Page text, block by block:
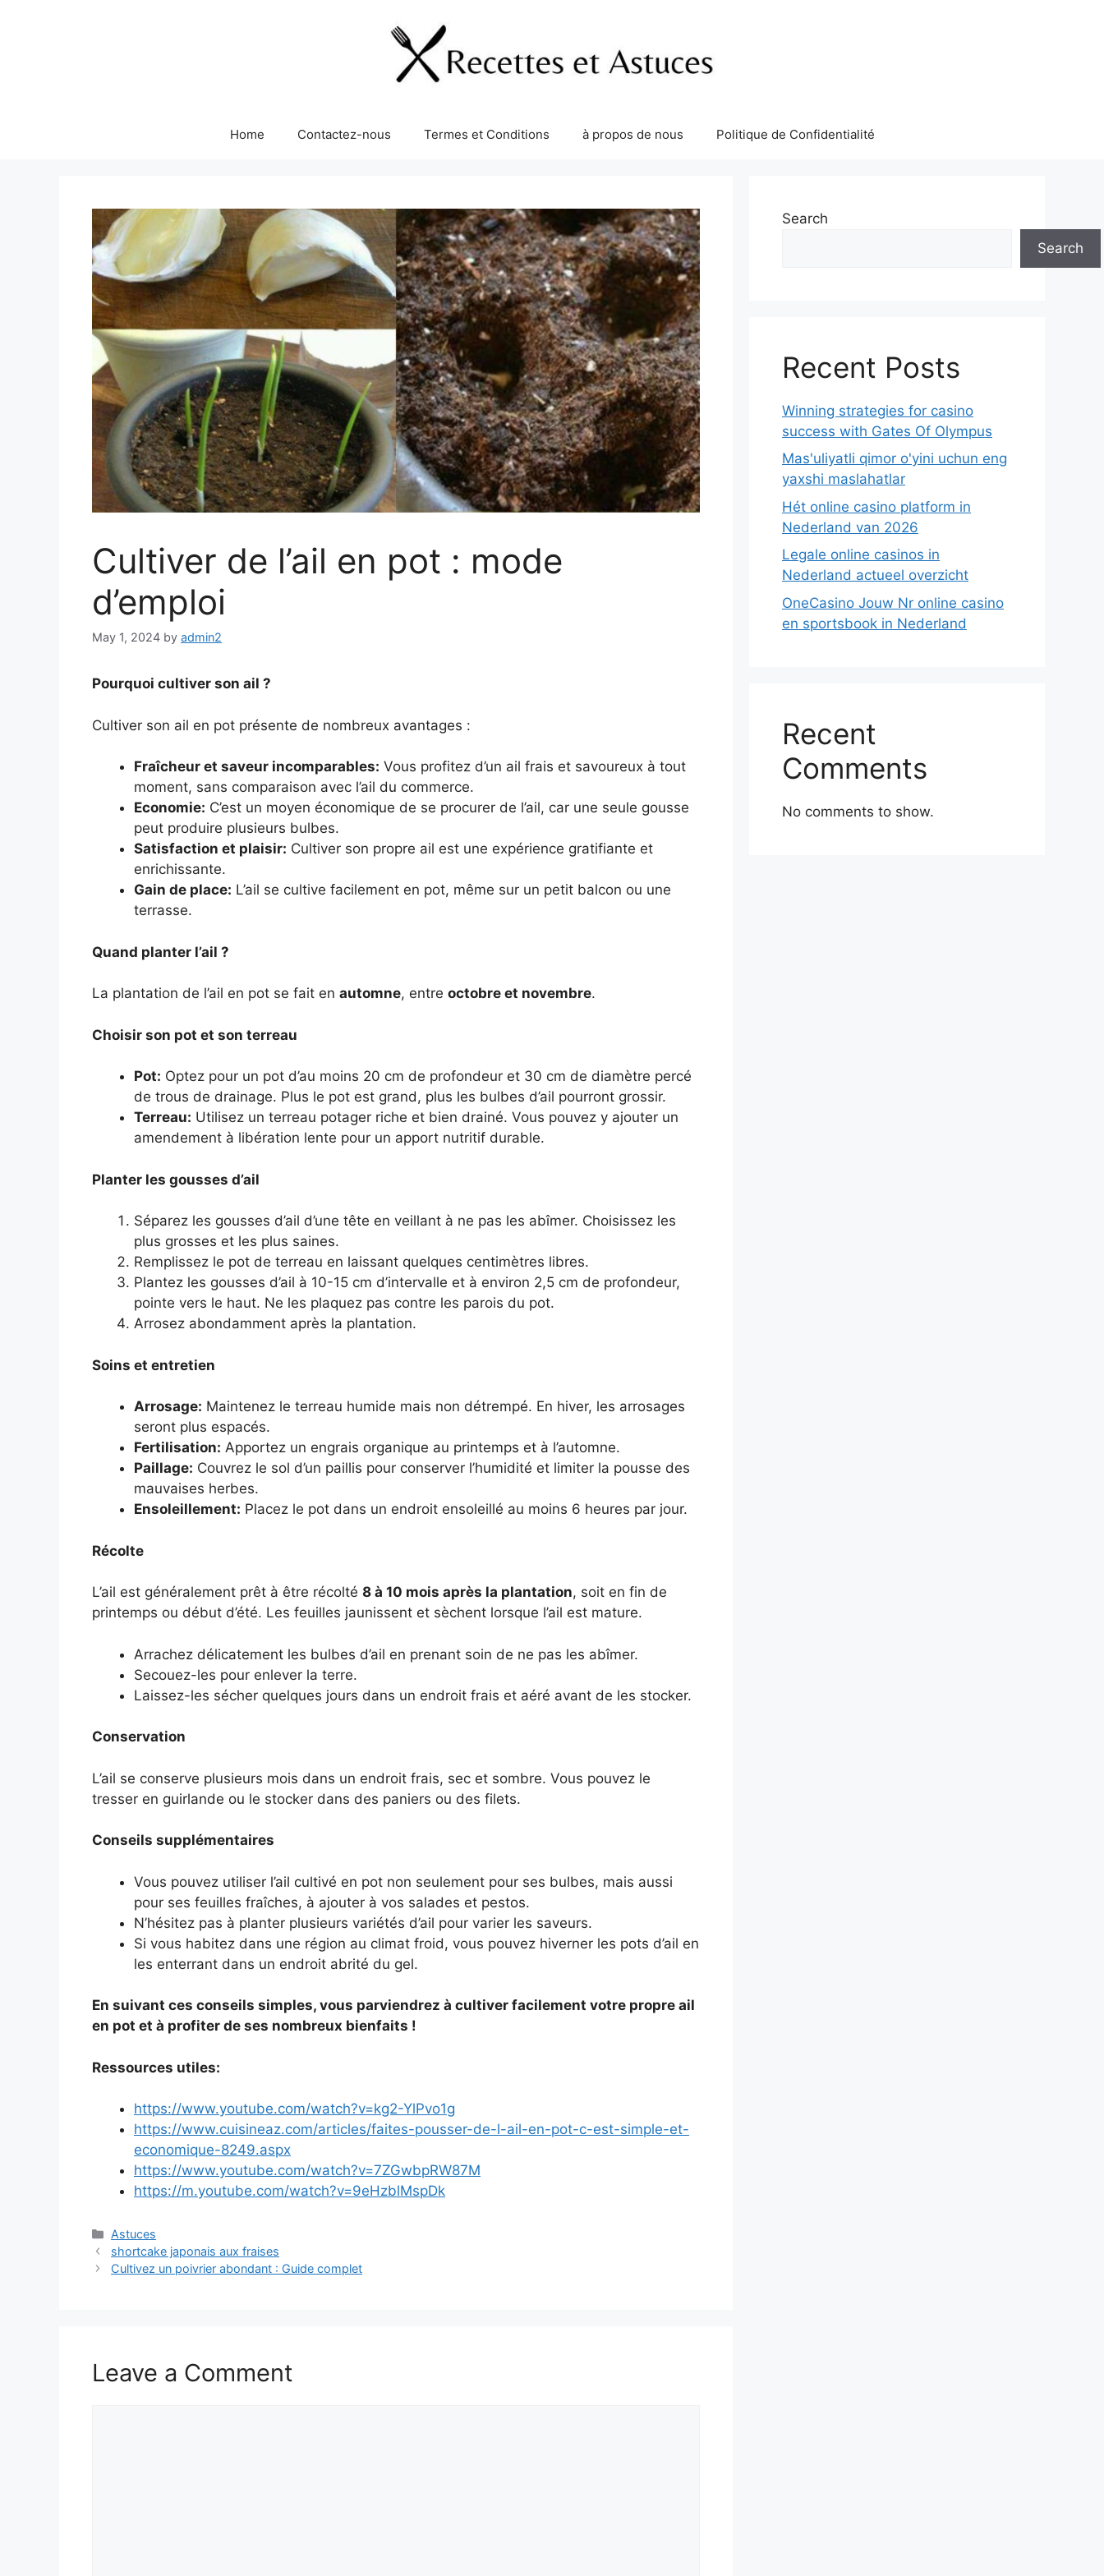
Home Contactez-nous Termes et Conditions à propos de nous Politique de Confidentialité
Cultiver de l’ail en pot : mode
d’emploi
May 1, 2024 by admin2
Pourquoi cultiver son ail ?
Cultiver son ail en pot présente de nombreux avantages :
Fraîcheur et saveur incomparables: Vous profitez d’un ail frais et savoureux à tout
moment, sans comparaison avec l’ail du commerce.
Economie: C’est un moyen économique de se procurer de l’ail, car une seule gousse
peut produire plusieurs bulbes.
Satisfaction et plaisir: Cultiver son propre ail est une expérience gratifiante et
enrichissante.
Gain de place: L’ail se cultive facilement en pot, même sur un petit balcon ou une
terrasse.
Quand planter l’ail ?
La plantation de l’ail en pot se fait en automne, entre octobre et novembre.
Choisir son pot et son terreau
Pot: Optez pour un pot d’au moins 20 cm de profondeur et 30 cm de diamètre percé
de trous de drainage. Plus le pot est grand, plus les bulbes d’ail pourront grossir.
Terreau: Utilisez un terreau potager riche et bien drainé. Vous pouvez y ajouter un
amendement à libération lente pour un apport nutritif durable.
Planter les gousses d’ail
Séparez les gousses d’ail d’une tête en veillant à ne pas les abîmer. Choisissez les
plus grosses et les plus saines.
Remplissez le pot de terreau en laissant quelques centimètres libres.
Plantez les gousses d’ail à 10-15 cm d’intervalle et à environ 2,5 cm de profondeur,
pointe vers le haut. Ne les plaquez pas contre les parois du pot.
Arrosez abondamment après la plantation.
Soins et entretien
Arrosage: Maintenez le terreau humide mais non détrempé. En hiver, les arrosages
seront plus espacés.
Fertilisation: Apportez un engrais organique au printemps et à l’automne.
Paillage: Couvrez le sol d’un paillis pour conserver l’humidité et limiter la pousse des
mauvaises herbes.
Ensoleillement: Placez le pot dans un endroit ensoleillé au moins 6 heures par jour.
Récolte
L’ail est généralement prêt à être récolté 8 à 10 mois après la plantation, soit en fin de
printemps ou début d’été. Les feuilles jaunissent et sèchent lorsque l’ail est mature.
Arrachez délicatement les bulbes d’ail en prenant soin de ne pas les abîmer.
Secouez-les pour enlever la terre.
Laissez-les sécher quelques jours dans un endroit frais et aéré avant de les stocker.
Conservation
L’ail se conserve plusieurs mois dans un endroit frais, sec et sombre. Vous pouvez le
tresser en guirlande ou le stocker dans des paniers ou des filets.
Conseils supplémentaires
Vous pouvez utiliser l’ail cultivé en pot non seulement pour ses bulbes, mais aussi
pour ses feuilles fraîches, à ajouter à vos salades et pestos.
N’hésitez pas à planter plusieurs variétés d’ail pour varier les saveurs.
Si vous habitez dans une région au climat froid, vous pouvez hiverner les pots d’ail en
les enterrant dans un endroit abrité du gel.
En suivant ces conseils simples, vous parviendrez à cultiver facilement votre propre ail
en pot et à profiter de ses nombreux bienfaits !
Ressources utiles:
https://www.youtube.com/watch?v=kg2-YlPvo1g
https://www.cuisineaz.com/articles/faites-pousser-de-l-ail-en-pot-c-est-simple-et-
economique-8249.aspx
https://www.youtube.com/watch?v=7ZGwbpRW87M
https://m.youtube.com/watch?v=9eHzblMspDk
Categories
Astuces
shortcake japonais aux fraises
Cultivez un poivrier abondant : Guide complet
Leave a Comment
Search
Search
Recent Posts
Winning strategies for casino
success with Gates Of Olympus
Mas'uliyatli qimor o'yini uchun eng
yaxshi maslahatlar
Hét online casino platform in
Nederland van 2026
Legale online casinos in
Nederland actueel overzicht
OneCasino Jouw Nr online casino
en sportsbook in Nederland
Recent
Comments
No comments to show.